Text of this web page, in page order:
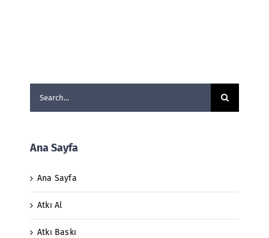
Ana Sayfa
Ana Sayfa
Atkı Al
Atkı Baskı